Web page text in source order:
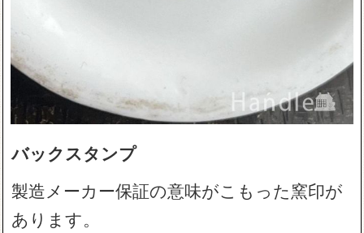
バックスタンプ
製造メーカー保証の意味がこもった窯印が
あります。